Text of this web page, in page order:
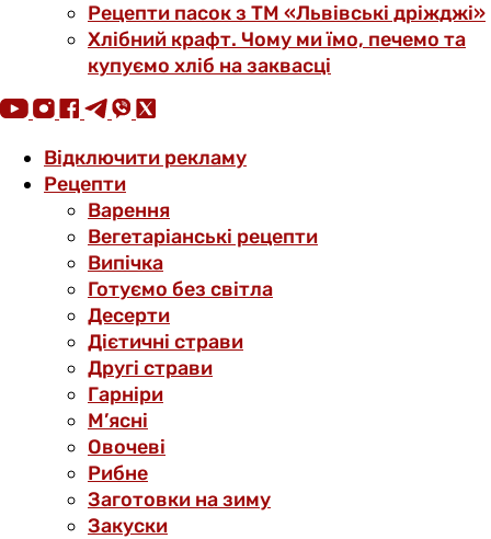
Рецепти пасок з ТМ «Львівські дріжджі»
Хлібний крафт. Чому ми їмо, печемо та
купуємо хліб на заквасці
Відключити рекламу
Рецепти
Варення
Вегетаріанські рецепти
Випічка
Готуємо без світла
Десерти
Дієтичні страви
Другі страви
Гарніри
М’ясні
Овочеві
Рибне
Заготовки на зиму
Закуски